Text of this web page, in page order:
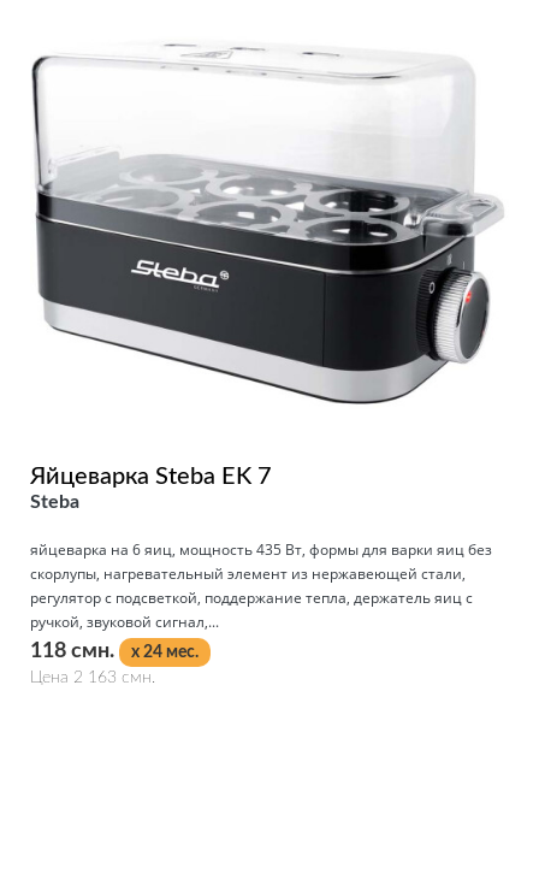
Яйцеварка Steba EK 7
Steba
яйцеварка на 6 яиц, мощность 435 Вт, формы для варки яиц без
скорлупы, нагревательный элемент из нержавеющей стали,
регулятор с подсветкой, поддержание тепла, держатель яиц с
ручкой, звуковой сигнал,...
118 смн.
x 24 мес.
Цена 2 163 смн.